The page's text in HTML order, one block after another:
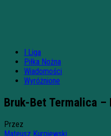
I Liga
Piłka Nożna
Wiadomości
Wyróżnione
Bruk-Bet Termalica –
Przez
Mateusz Kurpiewski